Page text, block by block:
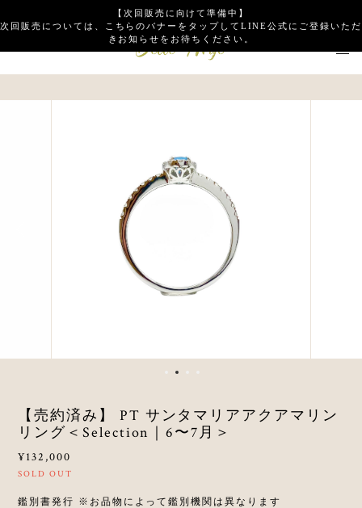
【次回販売に向けて準備中】
次回販売については、こちらのバナーをタップしてLINE公式にご登録いただ
きお知らせをお待ちください。
【売約済み】 PT サンタマリアアクアマリン
リング＜Selection｜6〜7月＞
¥132,000
SOLD OUT
鑑別書発行 ※お品物によって鑑別機関は異なります